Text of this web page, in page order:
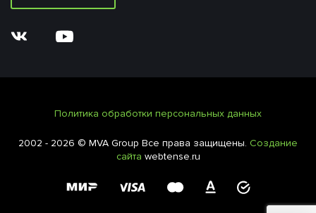
Политика обработки персональных данных
2002 - 2026 © MVA Group Все права защищены. Создание
сайта webtense.ru